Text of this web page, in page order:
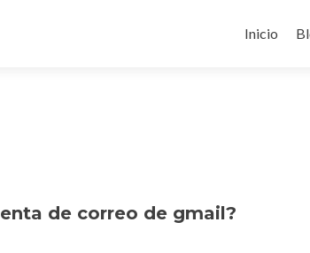
al
Inicio
de correo de gmail?